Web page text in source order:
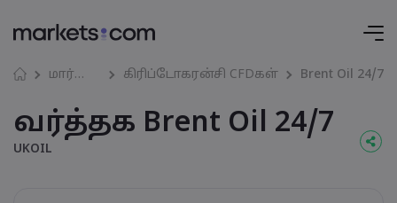
மார்கெட்கள் கிரிப்டோகரன்சி CFDகள் Brent Oil 24/7
வர்த்தக Brent Oil 24/7
UKOIL